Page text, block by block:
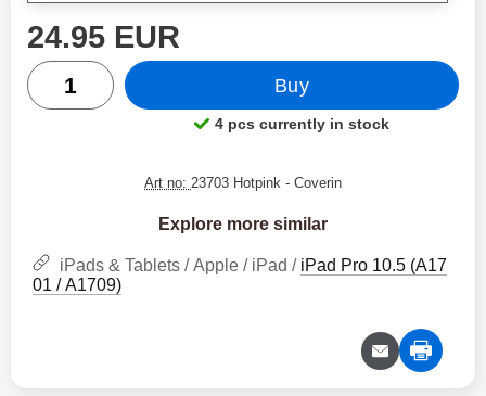
price
24.95 EUR
quantity
Buy
Product availability:
4 pcs currently in stock
Art no: 23703 Hotpink - Coverin
Explore more similar
iPads & Tablets / Apple / iPad / iPad Pro 10.5 (A17
01 / A1709)